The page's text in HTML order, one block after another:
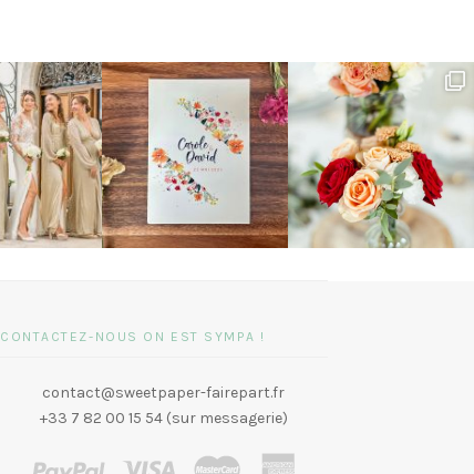
CONTACTEZ-NOUS ON EST SYMPA !
contact@sweetpaper-fairepart.fr
+33 7 82 00 15 54 (sur messagerie)